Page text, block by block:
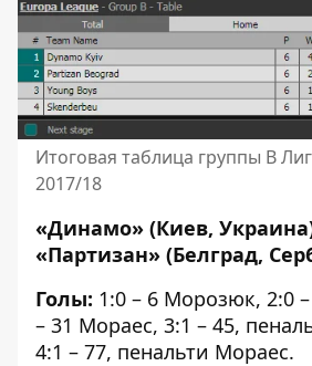
Итоговая таблица группы B
2017/18
«Динамо» (Киев,
«Партизан» (Белград,
Голы: 1:0 – 6 Морозюк, 2:0
– 31 Мораес, 3:1 – 45,
4:1 – 77, пенальти Мораес.